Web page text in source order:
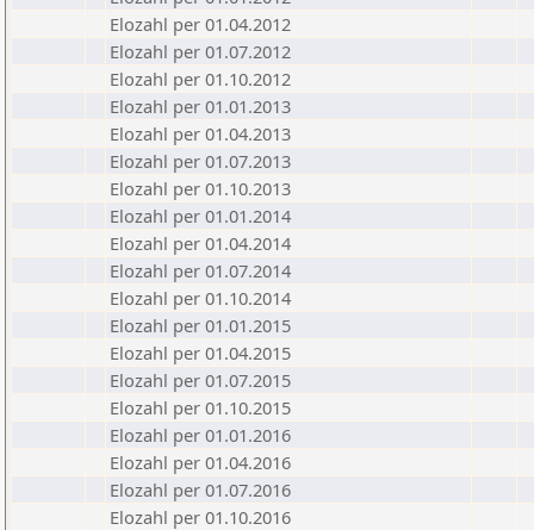
Elozahl per 01.04.2012
Elozahl per 01.07.2012
Elozahl per 01.10.2012
Elozahl per 01.01.2013
Elozahl per 01.04.2013
Elozahl per 01.07.2013
Elozahl per 01.10.2013
Elozahl per 01.01.2014
Elozahl per 01.04.2014
Elozahl per 01.07.2014
Elozahl per 01.10.2014
Elozahl per 01.01.2015
Elozahl per 01.04.2015
Elozahl per 01.07.2015
Elozahl per 01.10.2015
Elozahl per 01.01.2016
Elozahl per 01.04.2016
Elozahl per 01.07.2016
Elozahl per 01.10.2016